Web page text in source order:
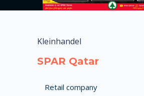
Kleinhandel
SPAR Qatar
Retail company